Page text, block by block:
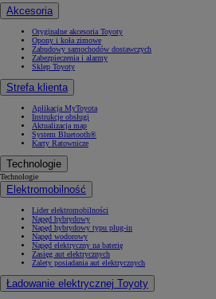
Akcesoria
Oryginalne akcesoria Toyoty
Opony i koła zimowe
Zabudowy samochodów dostawczych
Zabezpieczenia i alarmy
Sklep Toyoty
Strefa klienta
Aplikacja MyToyota
Instrukcje obsługi
Aktualizacja map
System Bluetooth®
Karty Ratownicze
Technologie
Technologie
Elektromobilność
Lider elektromobilności
Napęd hybrydowy
Napęd hybrydowy typu plug-in
Napęd wodorowy
Napęd elektryczny na baterię
Zasięg aut elektrycznych
Zalety posiadania aut elektrycznych
Ładowanie elektrycznej Toyoty